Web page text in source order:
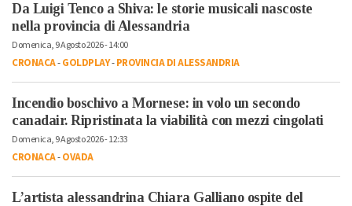
Da Luigi Tenco a Shiva: le storie musicali nascoste
nella provincia di Alessandria
Domenica, 9 Agosto 2026 - 14:00
CRONACA-GOLDPLAY-PROVINCIA DI ALESSANDRIA
Incendio boschivo a Mornese: in volo un secondo
canadair. Ripristinata la viabilità con mezzi cingolati
Domenica, 9 Agosto 2026 - 12:33
CRONACA-OVADA
L’artista alessandrina Chiara Galliano ospite del